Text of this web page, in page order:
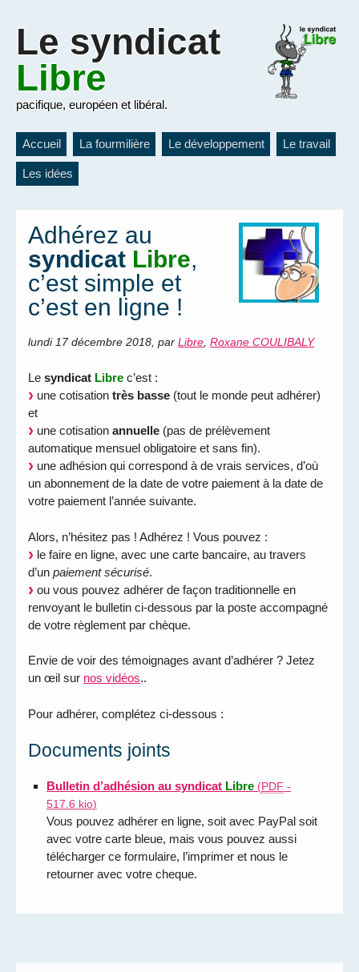
Le syndicat
Libre
pacifique, européen et libéral.
Accueil La fourmilière Le développement Le travail
Les idées
Adhérez au
syndicat Libre,
c’est simple et
c’est en ligne !
lundi 17 décembre 2018,parLibre,Roxane COULIBALY
Lesyndicat Libre c’est :
une cotisationtrès basse (tout le monde peut adhérer)
et
une cotisationannuelle (pas de prélèvement
automatique mensuel obligatoire et sans fin).
une adhésion qui correspond à de vrais services, d’où
un abonnement de la date de votre paiement à la date de
votre paiement l’année suivante.
Alors, n’hésitez pas ! Adhérez ! Vous pouvez :
le faire en ligne, avec une carte bancaire, au travers
d’unpaiement sécurisé.
ou vous pouvez adhérer de façon traditionnelle en
renvoyant le bulletin ci-dessous par la poste accompagné
de votre règlement par chèque.
Envie de voir des témoignages avant d’adhérer ? Jetez
un œil sur nos vidéos..
Pour adhérer, complétez ci-dessous :
Documents joints
Bulletin d’adhésion au syndicat Libre (PDF -
517.6 kio)
Vous pouvez adhérer en ligne, soit avec PayPal soit
avec votre carte bleue, mais vous pouvez aussi
télécharger ce formulaire, l’imprimer et nous le
retourner avec votre cheque.